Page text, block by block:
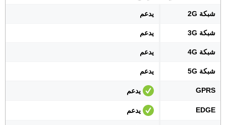
شبكة 2G يدعم
شبكة 3G يدعم
شبكة 4G يدعم
شبكة 5G يدعم
GPRS يدعم
EDGE يدعم